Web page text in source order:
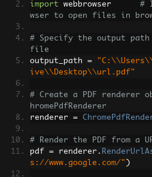
import webbrowser #
wser to open files in
# Specify the output path
file
output_path =
ive\\Desktop\\url.pdf"
# Create a PDF renderer
hromePdfRenderer
renderer =
# Render the PDF from a
pdf = renderer .
s://www.google.com/" )